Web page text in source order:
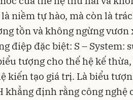
niềm tự hào, mà còn là
tồn và không ngừng vươn
điệp đặc biệt: S – System:
tượng cho thế hệ kế thừa,
kiến tạo giá trị. Là biểu
khẳng định rằng công nghệ